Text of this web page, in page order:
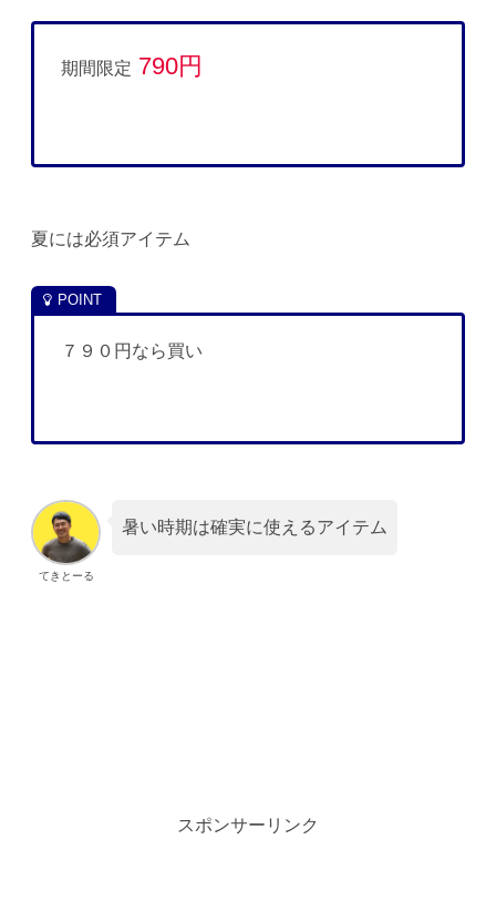
期間限定 790円
夏には必須アイテム
７９０円なら買い
てきとーる
暑い時期は確実に使えるアイテム
スポンサーリンク